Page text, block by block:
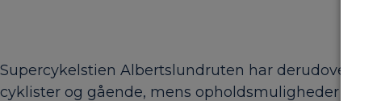
Supercykelstien Albertslundruten har derudover
cyklister og gående, mens opholdsmuligheder